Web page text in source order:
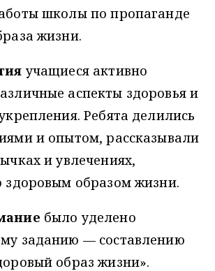
школы по пропаганде
жизни.
учащиеся активно
аспекты здоровья и
Ребята делились
и опытом, рассказывали
и увлечениях,
здоровым образом жизни.
было уделено
заданию — составлению
образ жизни».